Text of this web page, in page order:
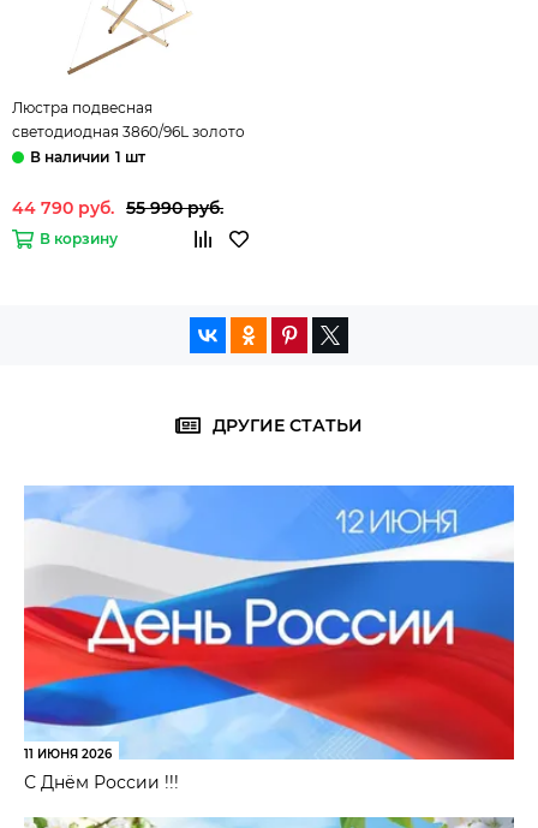
Люстра подвесная
светодиодная 3860/96L золото
Cometa Odeon Light
1 шт
44 790 руб. 55 990 руб.
В корзину
ДРУГИЕ СТАТЬИ
11 ИЮНЯ 2026
С Днём России !!!